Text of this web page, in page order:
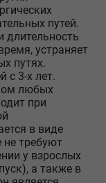
путей.
длительность
устраняет
путях.
с 3-х лет.
любых
при
в виде
не требуют
у взрослых
а также в